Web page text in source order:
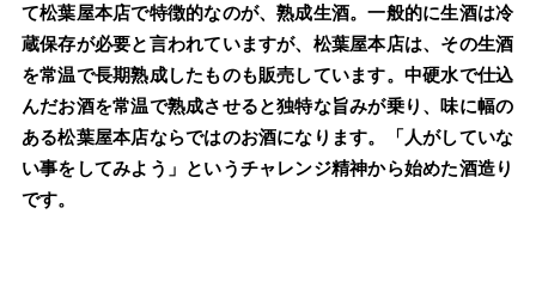
て松葉屋本店で特徴的なのが、熟成生酒。一般的に生酒は冷
蔵保存が必要と言われていますが、松葉屋本店は、その生酒
を常温で長期熟成したものも販売しています。中硬水で仕込
んだお酒を常温で熟成させると独特な旨みが乗り、味に幅の
ある松葉屋本店ならではのお酒になります。「人がしていな
い事をしてみよう」というチャレンジ精神から始めた酒造り
です。